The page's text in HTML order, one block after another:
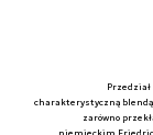
charakterystyczną blendą
zarówno
niemieckim